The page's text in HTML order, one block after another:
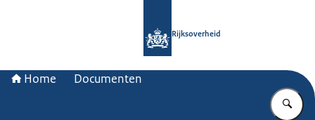
Rijksoverheid
Home Documenten